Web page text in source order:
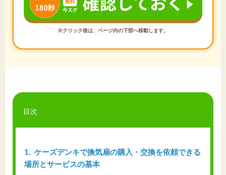
※クリック後は、ページ内の下部へ移動します。
目次
1
ケーズデンキで換気扇の購入・交換を依頼できる
場所とサービスの基本